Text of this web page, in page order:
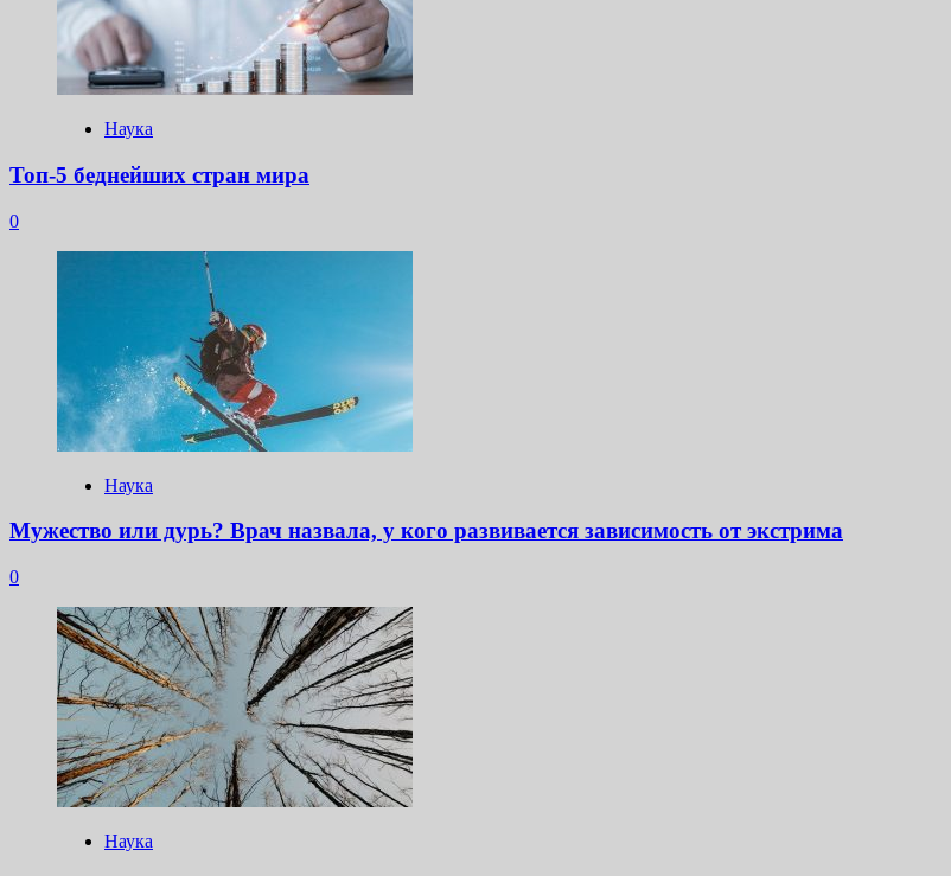
Наука
Топ-5 беднейших стран мира
0
Наука
Мужество или дурь? Врач назвала, у кого развивается зависимость от экстрима
0
Наука